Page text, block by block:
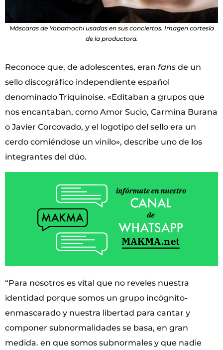
Máscaras de Yobamochi usadas en sus conciertos. Imagen cortesía
de la productora.
Reconoce que, de adolescentes, eran fans de un
sello discográfico independiente español
denominado Triquinoise. «Editaban a grupos que
nos encantaban, como Amor Sucio, Carmina Burana
o Javier Corcovado, y el logotipo del sello era un
cerdo comiéndose un vinilo», describe uno de los
integrantes del dúo.
“Para nosotros es vital que no reveles nuestra
identidad porque somos un grupo incógnito-
enmascarado y nuestra libertad para cantar y
componer subnormalidades se basa, en gran
medida. en que somos subnormales y que nadie